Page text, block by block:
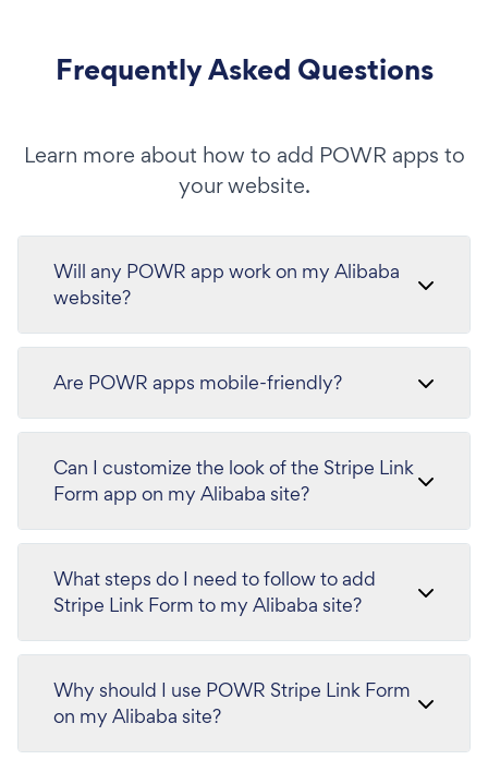
Frequently Asked Questions
Learn more about how to add POWR apps to
your website.
Will any POWR app work on my Alibaba
website?
Are POWR apps mobile-friendly?
Can I customize the look of the Stripe Link
Form app on my Alibaba site?
What steps do I need to follow to add
Stripe Link Form to my Alibaba site?
Why should I use POWR Stripe Link Form
on my Alibaba site?